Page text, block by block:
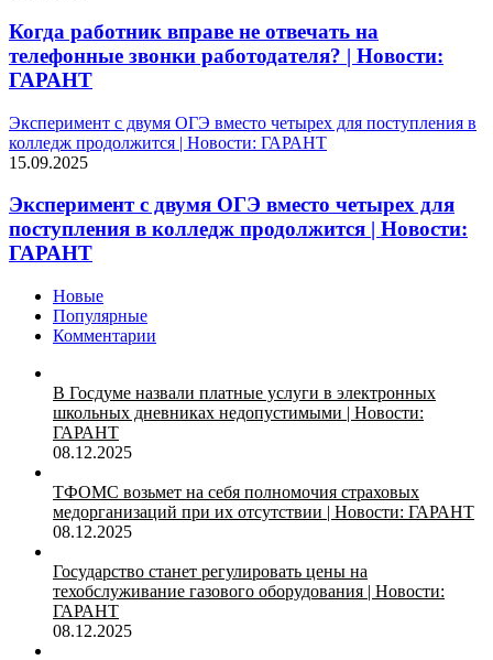
Когда работник вправе не отвечать на
телефонные звонки работодателя? | Новости:
ГАРАНТ
Эксперимент с двумя ОГЭ вместо четырех для поступления в
колледж продолжится | Новости: ГАРАНТ
15.09.2025
Эксперимент с двумя ОГЭ вместо четырех для
поступления в колледж продолжится | Новости:
ГАРАНТ
Новые
Популярные
Комментарии
В Госдуме назвали платные услуги в электронных
школьных дневниках недопустимыми | Новости:
ГАРАНТ
08.12.2025
ТФОМС возьмет на себя полномочия страховых
медорганизаций при их отсутствии | Новости: ГАРАНТ
08.12.2025
Государство станет регулировать цены на
техобслуживание газового оборудования | Новости:
ГАРАНТ
08.12.2025